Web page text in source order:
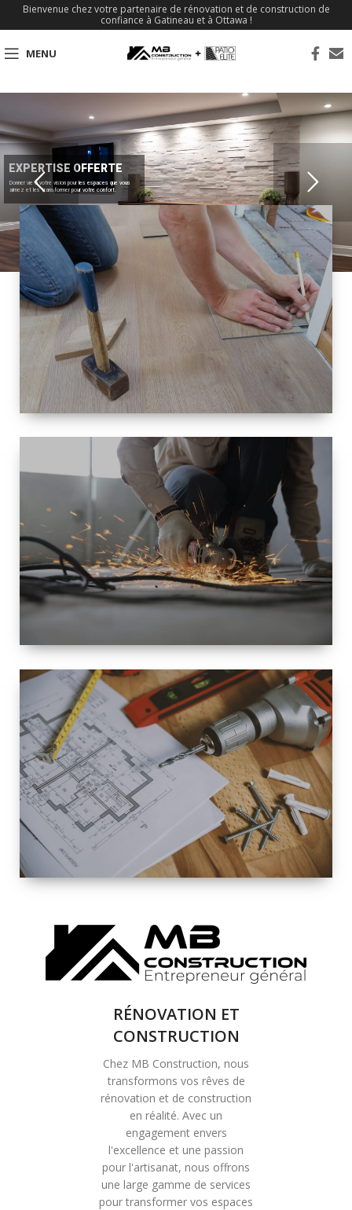
Bienvenue chez votre partenaire de rénovation et de construction de
confiance à Gatineau et à Ottawa !
MENU
EXPERTISE OFFERTE
Donner vie à votre vision pour les espaces que vous
aimez et les transformer pour votre confort.
TAILLE
PETITE À
GRANDE
RÉNOVATION
ESPACE
RÉNOVATION
INTÉRIEURE ET
EXTÉRIEURE
SOLUTIONS DE
RÉNOVATION
COMPLÈTE
RÉNOVATION ET
CONSTRUCTION
Chez MB Construction, nous
transformons vos rêves de
rénovation et de construction
en réalité. Avec un
engagement envers
l'excellence et une passion
pour l'artisanat, nous offrons
une large gamme de services
pour transformer vos espaces